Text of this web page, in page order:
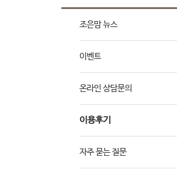
조은맘 뉴스
이벤트
온라인 상담문의
이용후기
자주 묻는 질문